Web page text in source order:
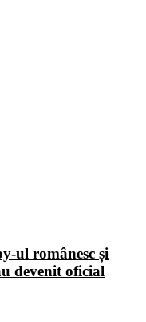
ul românesc și
devenit oficial